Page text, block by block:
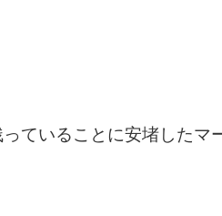
ていることに安堵したマ